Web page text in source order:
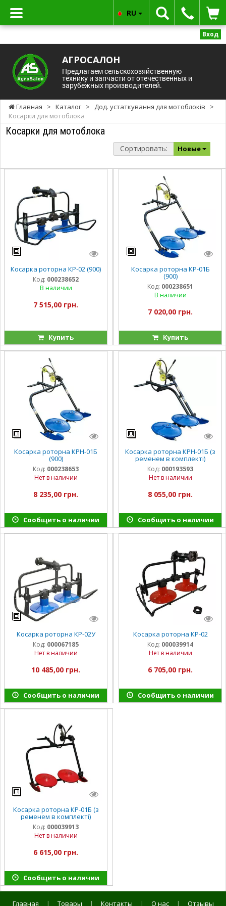
Вход
АГРОСАЛОН
Предлагаем сельскохозяйственную
технику и запчасти от отечественных и
зарубежных производителей.
RU
Главная > Каталог > Дод. устаткування для мотоблоків
>
Косарки для мотоблока
Косарки для мотоблока
Сортировать: Новые
Косарка роторна КР-02 (900)
Код: 000238652
В наличии
7 515,00 грн.
Купить
Косарка роторна КР-01Б
(900)
Код: 000238651
В наличии
7 020,00 грн.
Купить
Косарка роторна КРН-01Б
(900)
Код: 000238653
Нет в наличии
8 235,00 грн.
Сообщить о наличии
Косарка роторна КРН-01Б (з
ременем в комплекті)
Код: 000193593
Нет в наличии
8 055,00 грн.
Сообщить о наличии
Косарка роторна КР-02У
Код: 000067185
Нет в наличии
10 485,00 грн.
Сообщить о наличии
Косарка роторна КР-02
Код: 000039914
Нет в наличии
6 705,00 грн.
Сообщить о наличии
Косарка роторна КР-01Б (з
ременем в комплекті)
Код: 000039913
Нет в наличии
6 615,00 грн.
Сообщить о наличии
Главная | Товары | Контакты | О нас | Отзывы